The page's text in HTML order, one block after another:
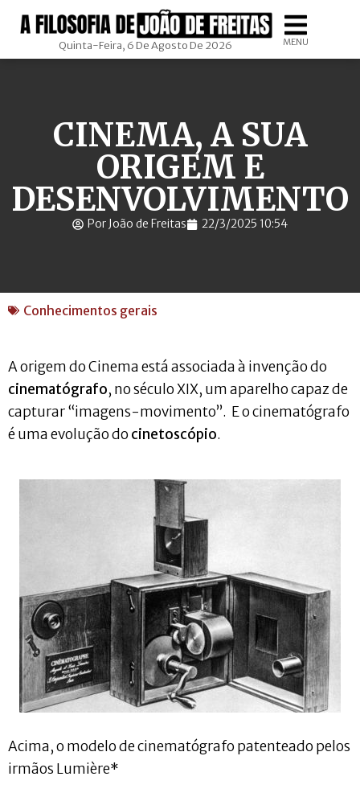
Quinta-Feira, 6 De Agosto De 2026 MENU
CINEMA, A SUA
ORIGEM E
DESENVOLVIMENTO
Por João de Freitas 22/3/2025 10:54
Conhecimentos gerais
A origem do Cinema está associada à invenção do
cinematógrafo, no século XIX, um aparelho capaz de
capturar “imagens-movimento”. E o cinematógrafo
é uma evolução do cinetoscópio.
Acima, o modelo de cinematógrafo patenteado pelos
irmãos Lumière*